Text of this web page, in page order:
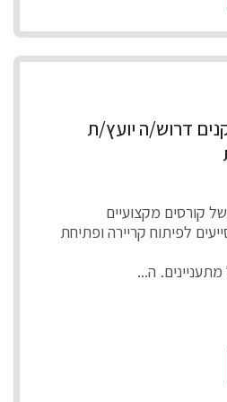
דרוש/ה יועץ/ת
קורסים מקצועיים
לפיתוח קריירה ופתיחת
מתעניינים, ה...